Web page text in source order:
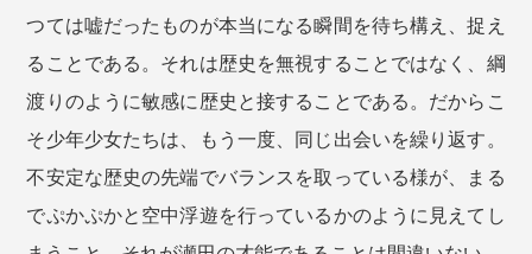
つては嘘だったものが本当になる瞬間を待ち構え、捉え
ることである。それは歴史を無視することではなく、綱
渡りのように敏感に歴史と接することである。だからこ
そ少年少女たちは、もう一度、同じ出会いを繰り返す。
不安定な歴史の先端でバランスを取っている様が、まる
でぷかぷかと空中浮遊を行っているかのように見えてし